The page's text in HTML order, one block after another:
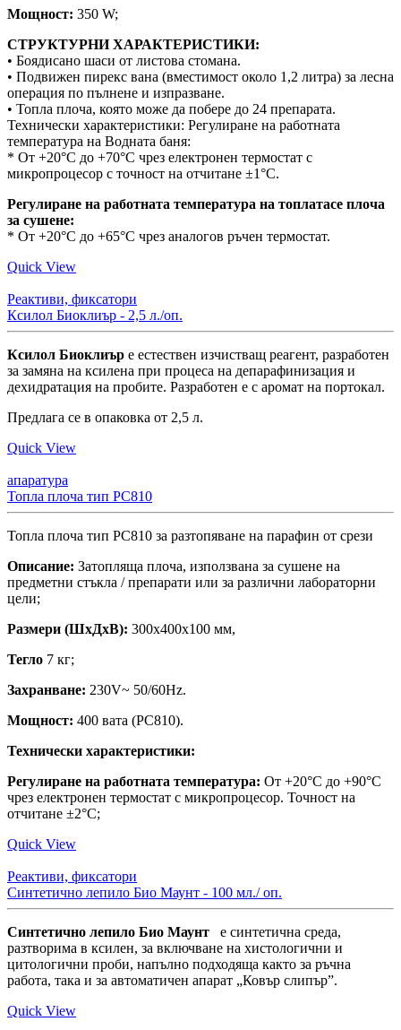
Мощност: 350 W;
СТРУКТУРНИ ХАРАКТЕРИСТИКИ:
• Боядисано шаси от листова стомана.
• Подвижен пирекс вана (вместимост около 1,2 литра) за лесна
операция по пълнене и изпразване.
• Топла плоча, която може да побере до 24 препарата.
Технически характеристики: Регулиране на работната
температура на Водната баня:
* От +20°C до +70°C чрез електронен термостат с
микропроцесор с точност на отчитане ±1°C.
Регулиране на работната температура на топлатасе плоча
за сушене:
* От +20°C до +65°C чрез аналогов ръчен термостат.
Quick View
Реактиви, фиксатори
Ксилол Биоклиър - 2,5 л./оп.
Ксилол Биоклиър e eстествен изчистващ реагент, разработен
за замяна на ксилена при процеса на депарафинизация и
дехидратация на пробите. Разработен е с аромат на портокал.
Предлага се в опаковка от 2,5 л.
Quick View
апаратура
Топла плоча тип PC810
Топла плоча тип PC810 за разтопяване на парафин от срези
Описание: Затопляща плоча, използвана за сушене на
предметни стъкла / препарати или за различни лабораторни
цели;
Размери (ШxДxВ): 300x400x100 мм,
Тегло 7 кг;
Захранване: 230V~ 50/60Hz.
Мощност: 400 вата (PC810).
Технически характеристики:
Регулиране на работната температура: От +20°C до +90°C
чрез електронен термостат с микропроцесор. Точност на
отчитане ±2°C;
Quick View
Реактиви, фиксатори
Синтетично лепило Био Маунт - 100 мл./ оп.
Синтетично лепило Био Маунт e синтетична среда,
разтворима в ксилен, за включване на хистологични и
цитологични проби, напълно подходяща както за ръчна
работа, така и за автоматичен апарат „Ковър слипър”.
Quick View